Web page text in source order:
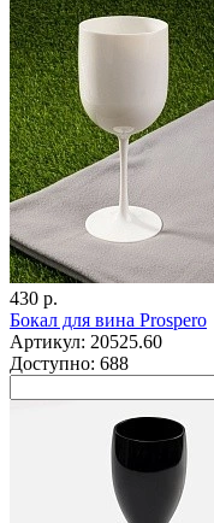
430 р.
Бокал для вина Prospero
Артикул: 20525.60
Доступно: 688